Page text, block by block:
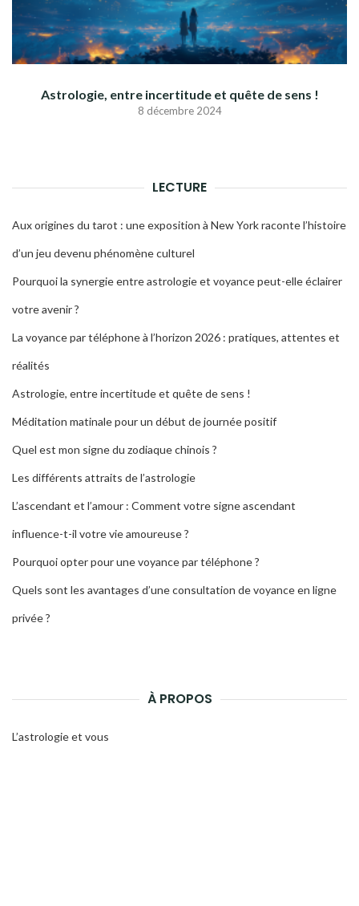
Astrologie, entre incertitude et quête de sens !
8 décembre 2024
LECTURE
Aux origines du tarot : une exposition à New York raconte l’histoire
d’un jeu devenu phénomène culturel
Pourquoi la synergie entre astrologie et voyance peut-elle éclairer
votre avenir ?
La voyance par téléphone à l’horizon 2026 : pratiques, attentes et
réalités
Astrologie, entre incertitude et quête de sens !
Méditation matinale pour un début de journée positif
Quel est mon signe du zodiaque chinois ?
Les différents attraits de l’astrologie
L’ascendant et l’amour : Comment votre signe ascendant
influence-t-il votre vie amoureuse ?
Pourquoi opter pour une voyance par téléphone ?
Quels sont les avantages d’une consultation de voyance en ligne
privée ?
À PROPOS
L’astrologie et vous